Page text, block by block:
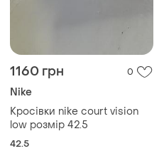
1160 грн 0
Nike
Кросівки nike court vision
low розмір 42.5
42.5